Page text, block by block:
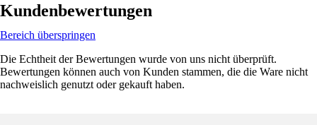
Kundenbewertungen
Bereich überspringen
Die Echtheit der Bewertungen wurde von uns nicht überprüft.
Bewertungen können auch von Kunden stammen, die die Ware nicht
nachweislich genutzt oder gekauft haben.